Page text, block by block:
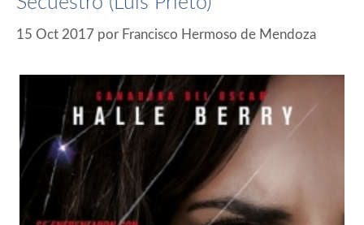
15 Oct 2017 por Francisco Hermoso de Mendoza